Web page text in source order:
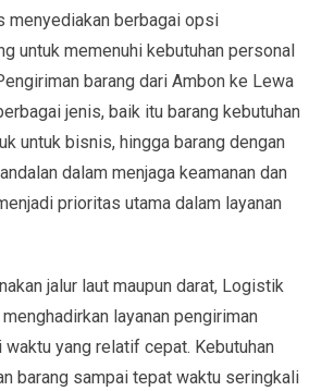
menyediakan berbagai opsi
untuk memenuhi kebutuhan personal
barang dari Ambon ke Lewa
jenis, baik itu barang kebutuhan
untuk bisnis, hingga barang dengan
dalam menjaga keamanan dan
prioritas utama dalam layanan
jalur laut maupun darat, Logistik
layanan pengiriman
yang relatif cepat. Kebutuhan
barang sampai tepat waktu seringkali